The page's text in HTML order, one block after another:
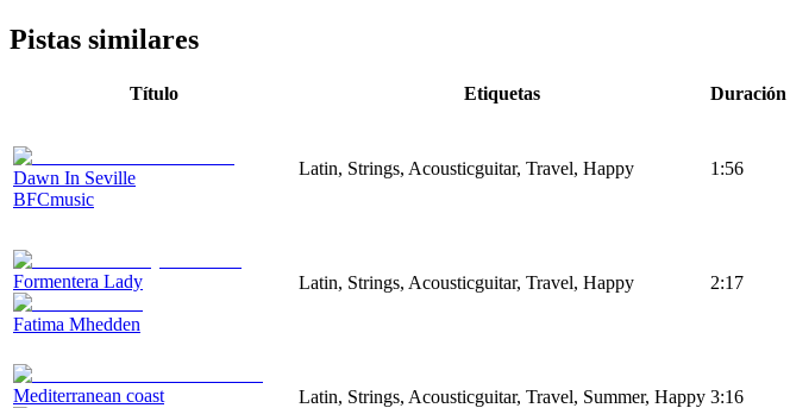
Pistas similares
Título Etiquetas Duración
Dawn In Seville
BFCmusic
Latin, Strings, Acousticguitar, Travel, Happy 1:56
Formentera Lady
Fatima Mhedden
Latin, Strings, Acousticguitar, Travel, Happy 2:17
Mediterranean coast Latin, Strings, Acousticguitar, Travel, Summer, Happy 3:16